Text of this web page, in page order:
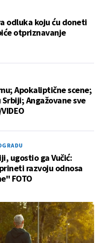
odluka koju ću doneti
otpriznavanje
Apokaliptične scene;
Srbiji; Angažovane sve
ugostio ga Vučić:
razvoju odnosa
FOTO